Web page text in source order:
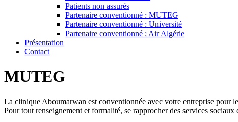
Patients non assurés
Partenaire conventionné : MUTEG
Partenaire conventionné : Université
Partenaire conventionné : Air Algérie
Présentation
Contact
MUTEG
La clinique Aboumarwan est conventionnée avec votre entreprise pour
Pour tout renseignement et formalité, se rapprocher des services sociaux